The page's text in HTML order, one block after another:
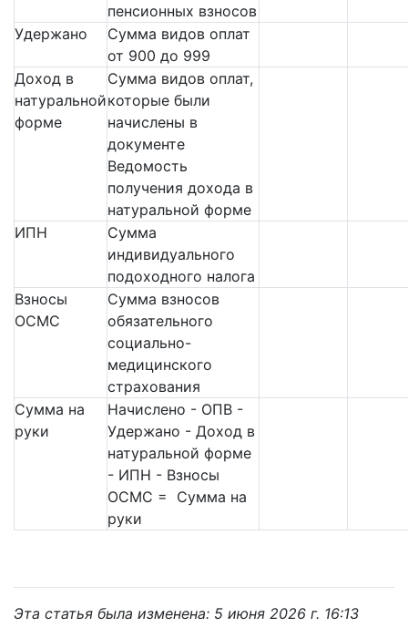
пенсионных взносов
Удержано
Сумма видов оплат
от 900 до 999
Доход в
натуральной
форме
Сумма видов оплат,
которые были
начислены в
документе
Ведомость
получения дохода в
натуральной форме
ИПН
Сумма
индивидуального
подоходного налога
Взносы
ОСМС
Сумма взносов
обязательного
социально-
медицинского
страхования
Сумма на
руки
Начислено - ОПВ -
Удержано - Доход в
натуральной форме
- ИПН - Взносы
ОСМС = Сумма на
руки
Эта статья была изменена: 5 июня 2026 г. 16:13